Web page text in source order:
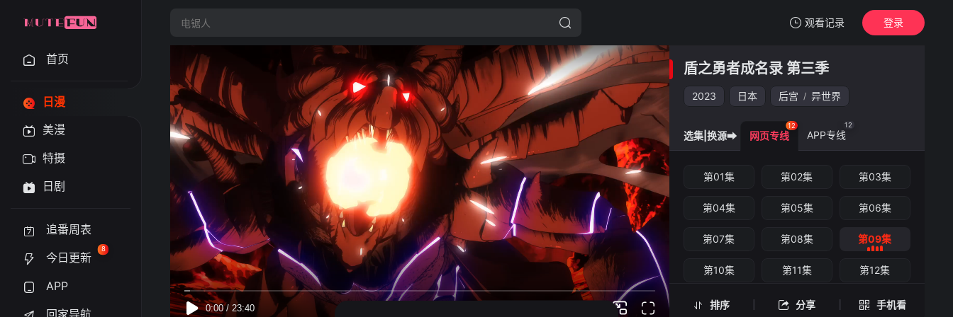
观看记录
我的观影记录
第09集
盾之勇者成名录 第三季
登录
首页
日漫
美漫
特摄
日剧
追番周表
今日更新
8
APP
回家导航
盾之勇者成名录 第三季
2023 日本 后宫 / 异世界
排序 分享 手机看
盾之勇者成名录 第三季 -第09集
选集|换源➡ 网页专线
12
APP专线
12
第01集 第02集 第03集
第04集 第05集 第06集
第07集 第08集 第09集
第10集 第11集 第12集